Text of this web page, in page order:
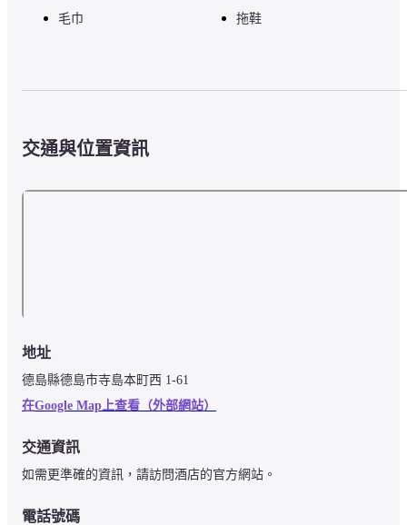
毛巾 拖鞋
交通與位置資訊
地址
德島縣德島市寺島本町西 1-61
在Google Map上查看（外部網站）
交通資訊
如需更準確的資訊，請訪問酒店的官方網站。
電話號碼